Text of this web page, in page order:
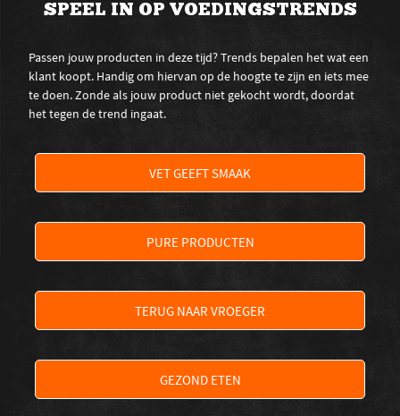
SPEEL IN OP VOEDINGSTRENDS
Passen jouw producten in deze tijd? Trends bepalen het wat een
klant koopt. Handig om hiervan op de hoogte te zijn en iets mee
te doen. Zonde als jouw product niet gekocht wordt, doordat
het tegen de trend ingaat.
VET GEEFT SMAAK
PURE PRODUCTEN
TERUG NAAR VROEGER
GEZOND ETEN